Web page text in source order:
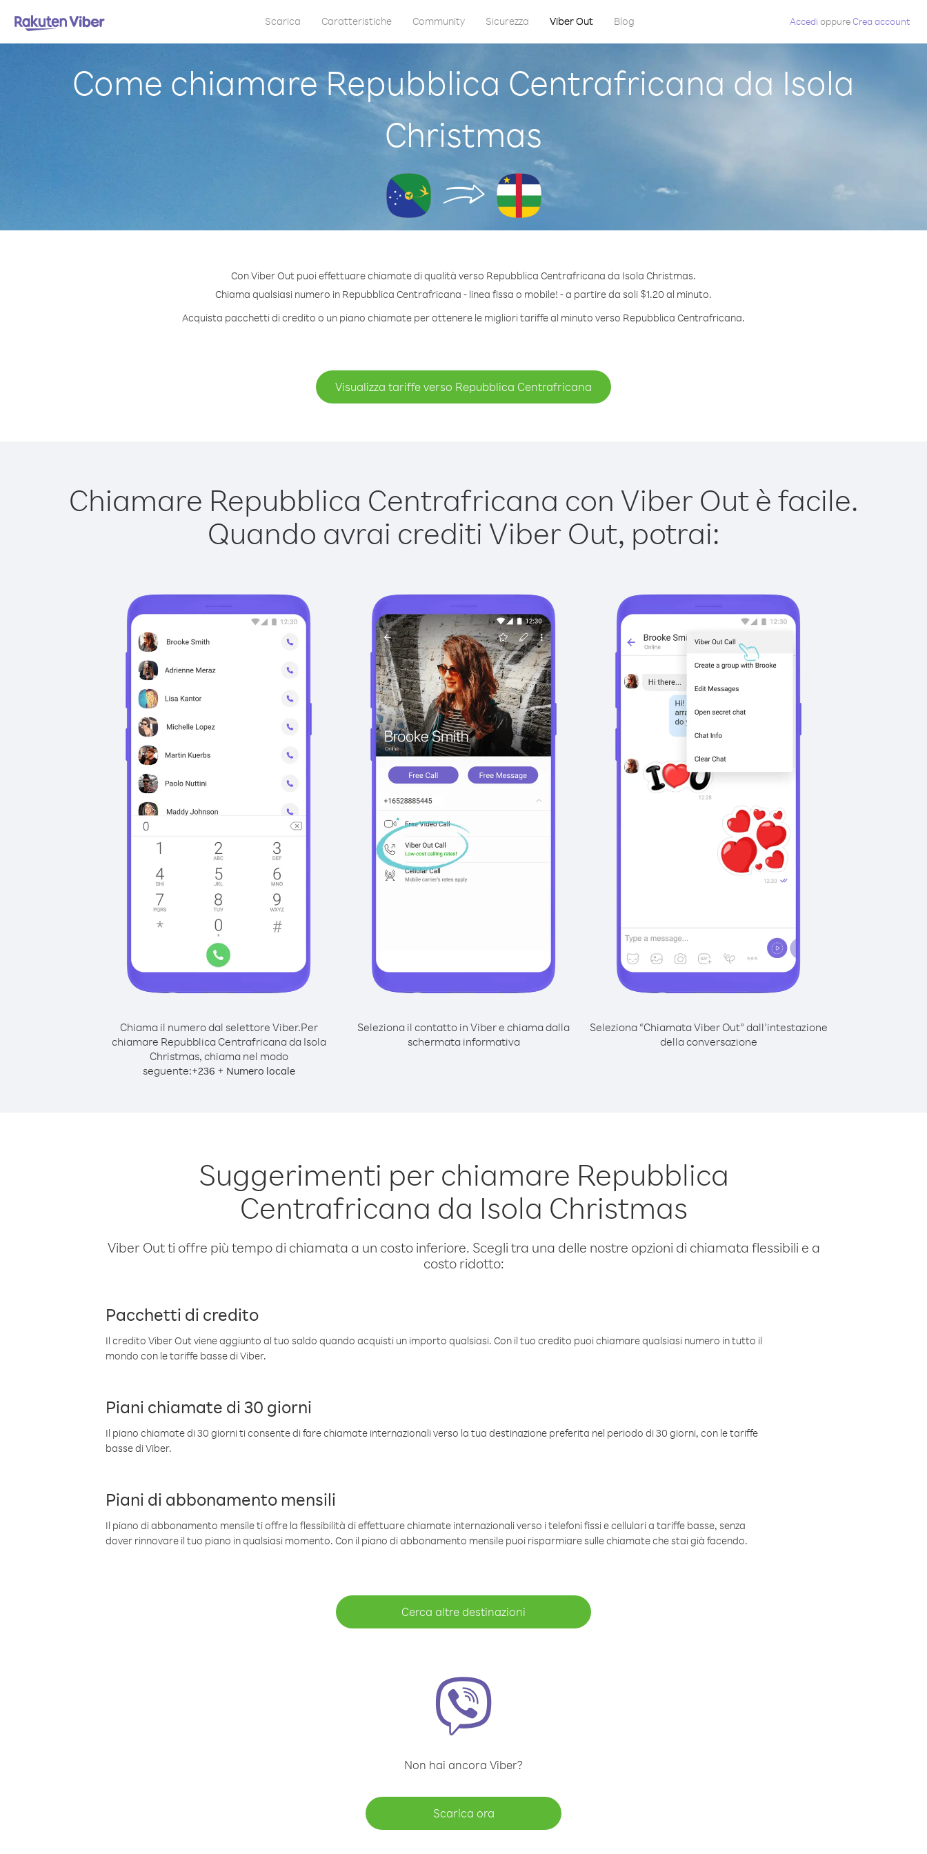
Scarica Caratteristiche Community Sicurezza Viber Out Blog Accedi oppureCrea account
Come chiamare Repubblica Centrafricana da Isola
Christmas
Con Viber Out puoi effettuare chiamate di qualità verso Repubblica Centrafricana da Isola Christmas.
Chiama qualsiasi numero in Repubblica Centrafricana - linea fissa o mobile! - a partire da soli $1.20 al minuto.
Acquista pacchetti di credito o un piano chiamate per ottenere le migliori tariffe al minuto verso Repubblica Centrafricana.
Visualizza tariffe verso Repubblica Centrafricana
Chiamare Repubblica Centrafricana con Viber Out è facile.
Quando avrai crediti Viber Out, potrai:
Chiama il numero dal selettore Viber.Per
chiamare Repubblica Centrafricana da Isola
Christmas, chiama nel modo
seguente:+236 + Numero locale
Seleziona il contatto in Viber e chiama dalla
schermata informativa
Seleziona “Chiamata Viber Out” dall’intestazione
della conversazione
Suggerimenti per chiamare Repubblica
Centrafricana da Isola Christmas
Viber Out ti offre più tempo di chiamata a un costo inferiore. Scegli tra una delle nostre opzioni di chiamata flessibili e a
costo ridotto:
Pacchetti di credito
Il credito Viber Out viene aggiunto al tuo saldo quando acquisti un importo qualsiasi. Con il tuo credito puoi chiamare qualsiasi numero in tutto il
mondo con le tariffe basse di Viber.
Piani chiamate di 30 giorni
Il piano chiamate di 30 giorni ti consente di fare chiamate internazionali verso la tua destinazione preferita nel periodo di 30 giorni, con le tariffe
basse di Viber.
Piani di abbonamento mensili
Il piano di abbonamento mensile ti offre la flessibilità di effettuare chiamate internazionali verso i telefoni fissi e cellulari a tariffe basse, senza
dover rinnovare il tuo piano in qualsiasi momento. Con il piano di abbonamento mensile puoi risparmiare sulle chiamate che stai già facendo.
Cerca altre destinazioni
Non hai ancora Viber?
Scarica ora